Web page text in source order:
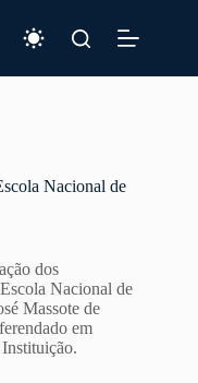
Nacional de
dos
Nacional de
Massote de
em